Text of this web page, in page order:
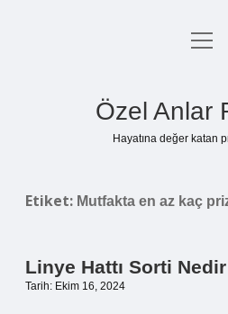
Anasayfa
Özel Anlar
Hayatına değer katan
Etiket: Mutfakta en az kaç
Linye Hattı Sorti Nedir
Tarih: Ekim 16, 2024